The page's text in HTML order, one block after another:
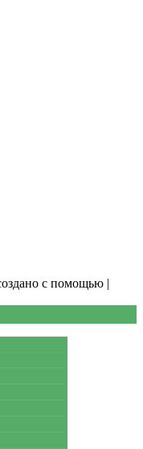
с помощью |